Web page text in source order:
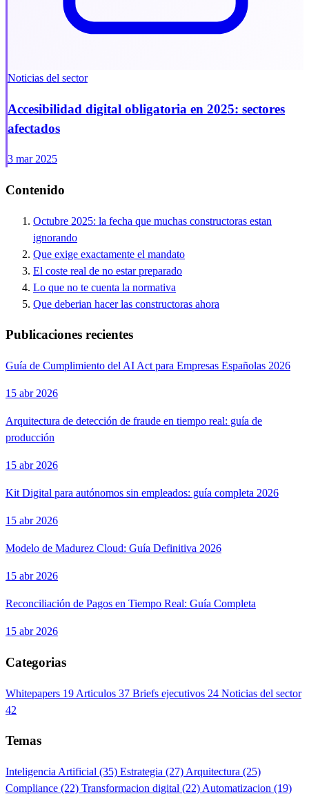
Noticias del sector
Accesibilidad digital obligatoria en 2025: sectores
afectados
3 mar 2025
Contenido
Octubre 2025: la fecha que muchas constructoras estan
ignorando
Que exige exactamente el mandato
El coste real de no estar preparado
Lo que no te cuenta la normativa
Que deberian hacer las constructoras ahora
Publicaciones recientes
Guía de Cumplimiento del AI Act para Empresas Españolas 2026
15 abr 2026
Arquitectura de detección de fraude en tiempo real: guía de
producción
15 abr 2026
Kit Digital para autónomos sin empleados: guía completa 2026
15 abr 2026
Modelo de Madurez Cloud: Guía Definitiva 2026
15 abr 2026
Reconciliación de Pagos en Tiempo Real: Guía Completa
15 abr 2026
Categorias
Whitepapers 19 Articulos 37 Briefs ejecutivos 24 Noticias del sector
42
Temas
Inteligencia Artificial (35) Estrategia (27) Arquitectura (25)
Compliance (22) Transformacion digital (22) Automatizacion (19)